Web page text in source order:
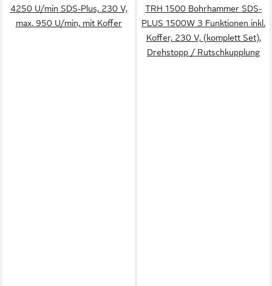
4250 U/min SDS-Plus, 230 V,
max. 950 U/min, mit Koffer
TRH 1500 Bohrhammer SDS-
PLUS 1500W 3 Funktionen inkl.
Koffer, 230 V, (komplett Set),
Drehstopp / Rutschkupplung